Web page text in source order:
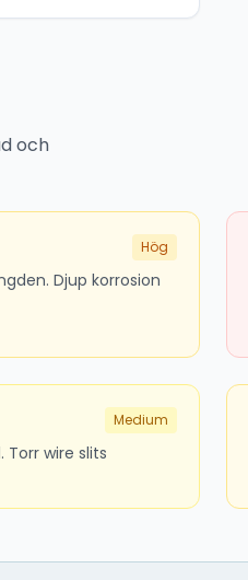
och
Hög
Djup korrosion
Medium
wire slits